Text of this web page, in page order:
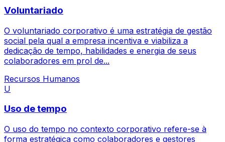
Voluntariado
O voluntariado corporativo é uma estratégia de gestão
social pela qual a empresa incentiva e viabiliza a
dedicação de tempo, habilidades e energia de seus
colaboradores em prol de...
Recursos Humanos
U
Uso de tempo
O uso do tempo no contexto corporativo refere-se à
forma estratégica como colaboradores e gestores